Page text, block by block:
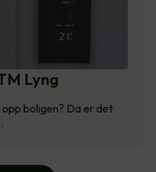
Lyng
boligen? Da er det